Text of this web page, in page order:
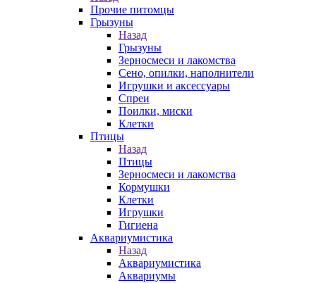
Прочие питомцы
Грызуны
Назад
Грызуны
Зерносмеси и лакомства
Сено, опилки, наполнители
Игрушки и аксессуары
Спреи
Поилки, миски
Клетки
Птицы
Назад
Птицы
Зерносмеси и лакомства
Кормушки
Клетки
Игрушки
Гигиена
Аквариумистика
Назад
Аквариумистика
Аквариумы